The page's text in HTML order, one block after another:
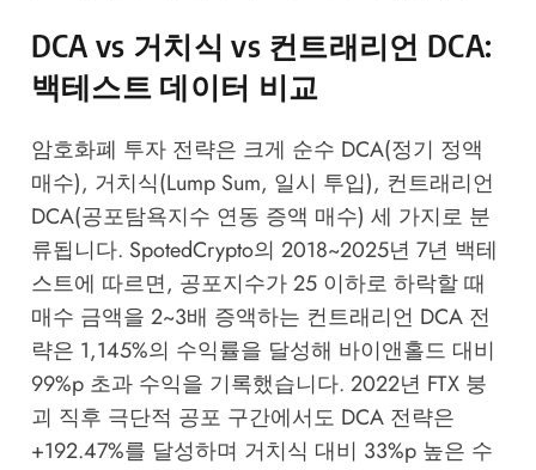
DCA vs 거치식 vs 컨트래리언 DCA:
백테스트 데이터 비교
암호화폐 투자 전략은 크게 순수 DCA(정기 정액
매수), 거치식(Lump Sum, 일시 투입), 컨트래리언
DCA(공포탐욕지수 연동 증액 매수) 세 가지로 분
류됩니다. SpotedCrypto의 2018~2025년 7년 백테
스트에 따르면, 공포지수가 25 이하로 하락할 때
매수 금액을 2~3배 증액하는 컨트래리언 DCA 전
략은 1,145%의 수익률을 달성해 바이앤홀드 대비
99%p 초과 수익을 기록했습니다. 2022년 FTX 붕
괴 직후 극단적 공포 구간에서도 DCA 전략은
+192.47%를 달성하며 거치식 대비 33%p 높은 수